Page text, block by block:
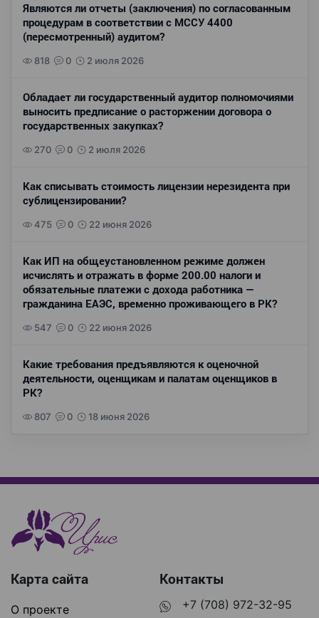
Являются ли отчеты (заключения) по согласованным
процедурам в соответствии с МССУ 4400
(пересмотренный) аудитом?
818 0 2 июля 2026
Обладает ли государственный аудитор полномочиями
выносить предписание о расторжении договора о
государственных закупках?
270 0 2 июля 2026
Как списывать стоимость лицензии нерезидента при
сублицензировании?
475 0 22 июня 2026
Как ИП на общеустановленном режиме должен
исчислять и отражать в форме 200.00 налоги и
обязательные платежи с дохода работника —
гражданина ЕАЭС, временно проживающего в РК?
547 0 22 июня 2026
Какие требования предъявляются к оценочной
деятельности, оценщикам и палатам оценщиков в
РК?
807 0 18 июня 2026
Карта сайта
О проекте
Контакты
+7 (708) 972-32-95